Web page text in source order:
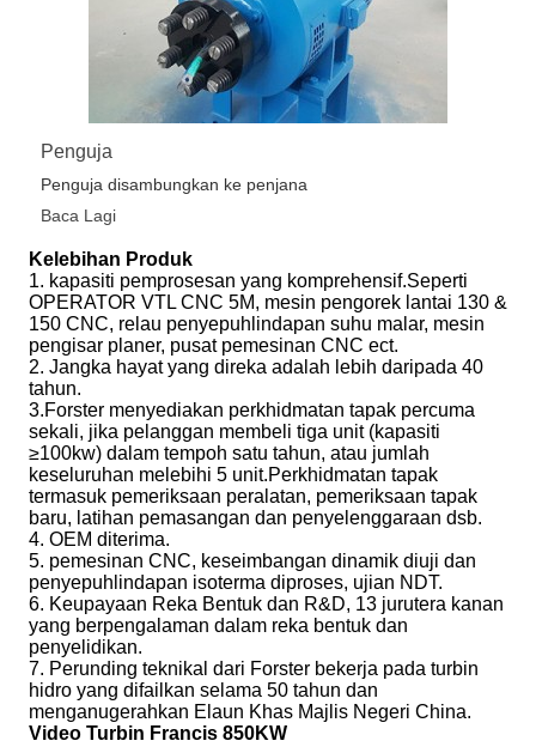
Penguja
Penguja disambungkan ke penjana
Baca Lagi
Kelebihan Produk
1. kapasiti pemprosesan yang komprehensif.Seperti
OPERATOR VTL CNC 5M, mesin pengorek lantai 130 &
150 CNC, relau penyepuhlindapan suhu malar, mesin
pengisar planer, pusat pemesinan CNC ect.
2. Jangka hayat yang direka adalah lebih daripada 40
tahun.
3.Forster menyediakan perkhidmatan tapak percuma
sekali, jika pelanggan membeli tiga unit (kapasiti
≥100kw) dalam tempoh satu tahun, atau jumlah
keseluruhan melebihi 5 unit.Perkhidmatan tapak
termasuk pemeriksaan peralatan, pemeriksaan tapak
baru, latihan pemasangan dan penyelenggaraan dsb.
4. OEM diterima.
5. pemesinan CNC, keseimbangan dinamik diuji dan
penyepuhlindapan isoterma diproses, ujian NDT.
6. Keupayaan Reka Bentuk dan R&D, 13 jurutera kanan
yang berpengalaman dalam reka bentuk dan
penyelidikan.
7. Perunding teknikal dari Forster bekerja pada turbin
hidro yang difailkan selama 50 tahun dan
menganugerahkan Elaun Khas Majlis Negeri China.
Video Turbin Francis 850KW